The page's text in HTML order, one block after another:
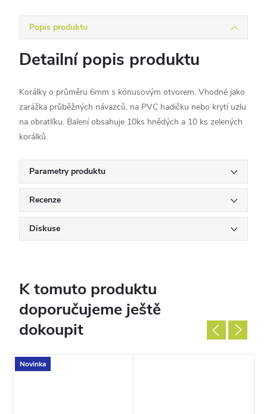
Popis produktu
Detailní popis produktu
Korálky o průměru 6mm s kónusovým otvorem. Vhodné jako
zarážka průběžných návazců, na PVC hadičku nebo krytí uzlu
na obratlíku. Balení obsahuje 10ks hnědých a 10 ks zelených
korálků.
Parametry produktu
Recenze
Diskuse
K tomuto produktu
doporučujeme ještě
dokoupit
Novinka